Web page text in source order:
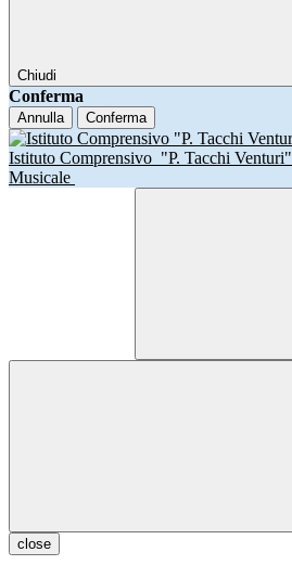
Chiudi
Conferma
Annulla Conferma
Istituto Comprensivo "P. Tacchi Venturi"
Musicale
close